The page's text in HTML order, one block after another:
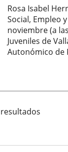
Rosa Isabel
Social, Empleo
noviembre (a
Juveniles de
Autonómico de
noticia